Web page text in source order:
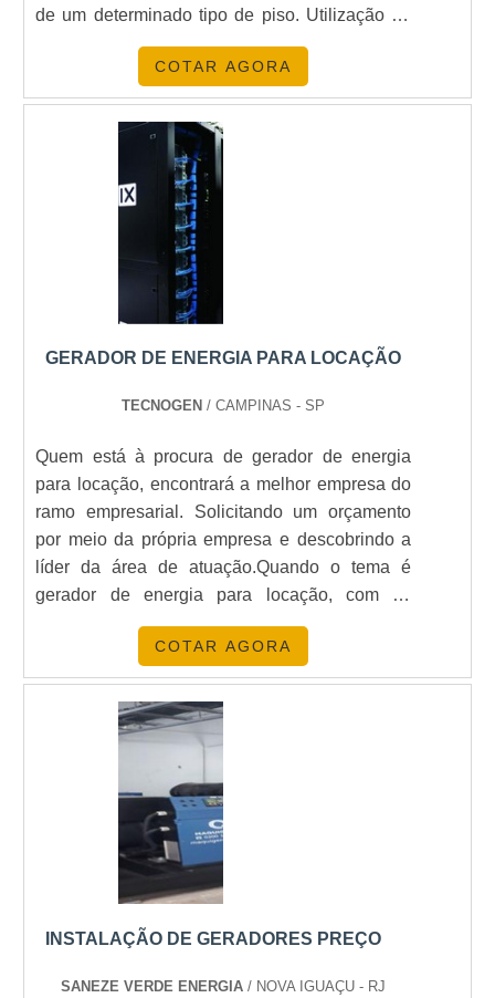
de um determinado tipo de piso. Utilização da
fresadora de piso concreto: Fresadora de piso
para trabalhos leves; Fresadora de piso para
trabalhos semi-pesados; Fresadora de piso
para pedras; Fresadora de pisos para asfalto;
Fresadora de piso para concreto.É UM
EQUIPAMENTO EXTREMAMEN.
COTAR AGORA
GERADOR DE ENERGIA PARA LOCAÇÃO
TECNOGEN / CAMPINAS - SP
Quem está à procura de gerador de energia
para locação, encontrará a melhor empresa do
ramo empresarial. Solicitando um orçamento
por meio da própria empresa e descobrindo a
líder da área de atuação.Quando o tema é
gerador de energia para locação, com os
profissionais especializados da TECNOGEN
Grupos Geradores encontramos eficiência com
suprimento da necessidade de suporte técnico
pós-venda por meio de um atendimento ágil,
qualificado e com ampla disponibilidade.MAIS
LOCAÇÃOHá muitas maneiras eficientes de
demonstrar competência e excelência em sua
área de atuação. A TECNOGEN Grupos
Geradores foca sua energia em produzir um
estrutura para os parceiros com: Tecnologia de
ponta; Escritório de alta qualidade onde são
realizadas as atividades; Material e estrutura
operacional que garantem atendimento
COTAR AGORA
INSTALAÇÃO DE GERADORES PREÇO
SANEZE VERDE ENERGIA / NOVA IGUAÇU - RJ